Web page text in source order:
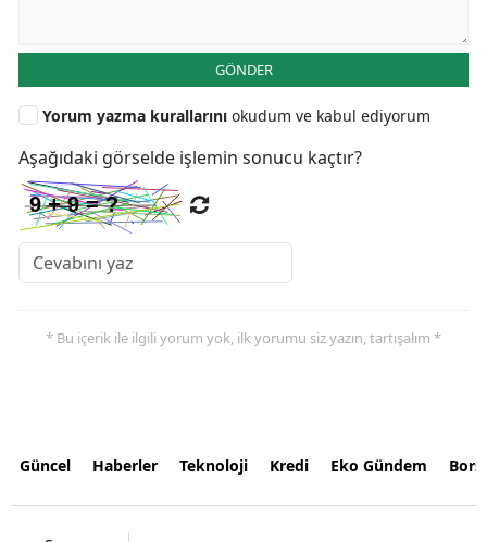
GÖNDER
Yorum yazma kurallarını okudum ve kabul ediyorum
Aşağıdaki görselde işlemin sonucu kaçtır?
* Bu içerik ile ilgili yorum yok, ilk yorumu siz yazın, tartışalım *
Güncel Haberler Teknoloji Kredi Eko Gündem